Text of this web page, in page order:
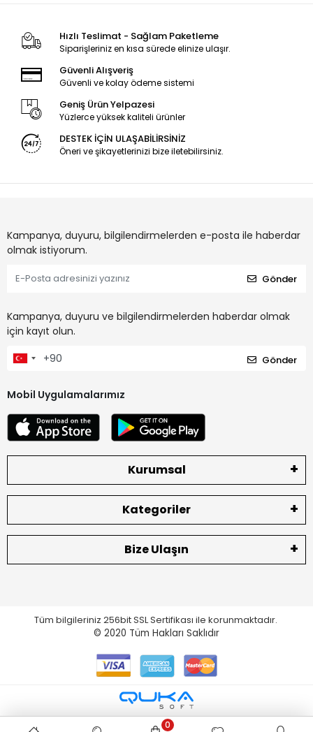
Hızlı Teslimat - Sağlam Paketleme
Siparişleriniz en kısa sürede elinize ulaşır.
Güvenli Alışveriş
Güvenli ve kolay ödeme sistemi
Geniş Ürün Yelpazesi
Yüzlerce yüksek kaliteli ürünler
DESTEK İÇİN ULAŞABİLİRSİNİZ
Öneri ve şikayetlerinizi bize iletebilirsiniz.
Kampanya, duyuru, bilgilendirmelerden e-posta ile haberdar
olmak istiyorum.
Gönder
Kampanya, duyuru ve bilgilendirmelerden haberdar olmak
için kayıt olun.
Gönder
Mobil Uygulamalarımız
Kurumsal
Kategoriler
Bize Ulaşın
Tüm bilgileriniz 256bit SSL Sertifikası ile korunmaktadır.
© 2020 Tüm Hakları Saklıdır
0